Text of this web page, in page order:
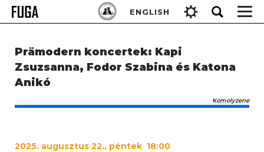
Skip
ENGLISH
Keresés:
Prämodern koncertek: Kapi
Zsuzsanna, Fodor Szabina és Katona
Anikó
Komolyzene
2025. augusztus 22., péntek 18:00